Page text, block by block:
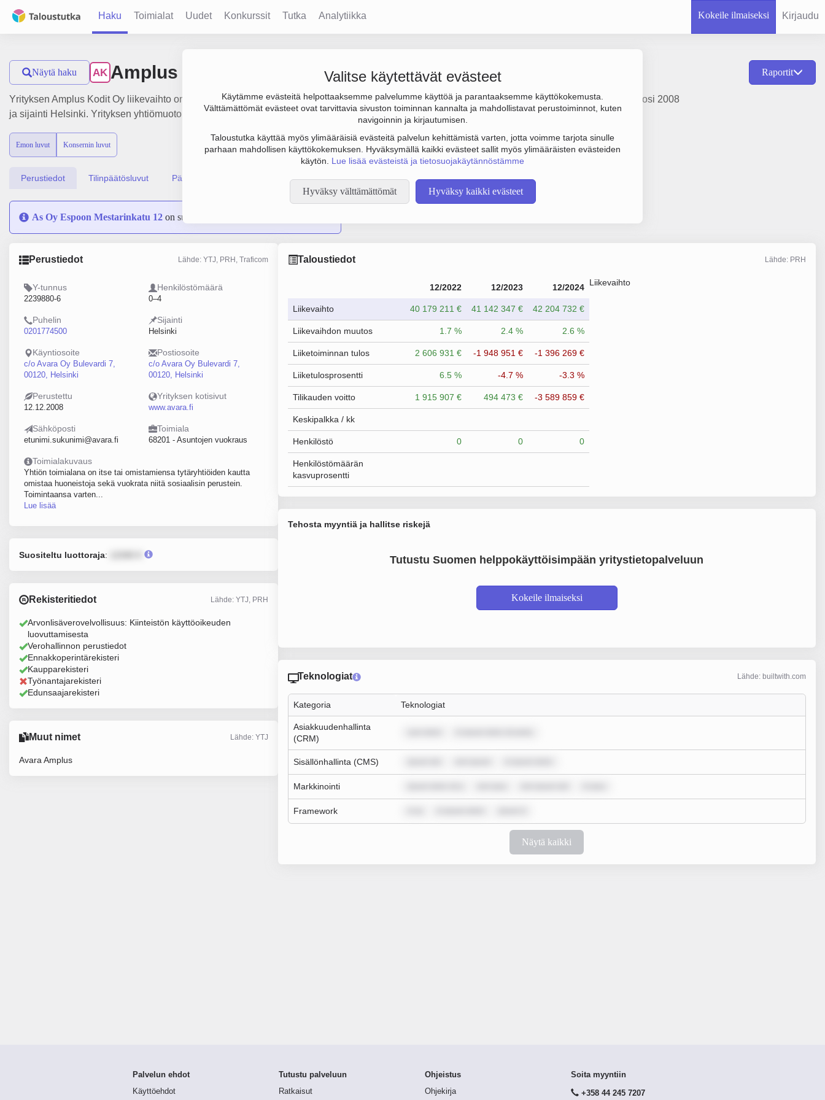
Haku Toimialat Uudet Konkurssit Tutka Analytiikka Kokeile ilmaiseksi Kirjaudu
Valitse käytettävät evästeet
Käytämme evästeitä helpottaaksemme palvelumme käyttöä ja parantaaksemme käyttökokemusta.
Välttämättömät evästeet ovat tarvittavia sivuston toiminnan kannalta ja mahdollistavat perustoiminnot, kuten
navigoinnin ja kirjautumisen.
Taloustutka käyttää myös ylimääräisiä evästeitä palvelun kehittämistä varten, jotta voimme tarjota sinulle
parhaan mahdollisen käyttökokemuksen. Hyväksymällä kaikki evästeet sallit myös ylimääräisten evästeiden
käytön. Lue lisää evästeistä ja tietosuojakäytännöstämme
Hyväksy välttämättömät Hyväksy kaikki evästeet
Näytä haku AK Amplus Kodit Oy Raportit
Yrityksen Amplus Kodit Oy liikevaihto on 42.2 milj. €, tulos -1.4 milj. € ja henkilöstömäärä 0. Sen päätoimiala on Asuntojen vuokraus, perustamisvuosi 2008
ja sijainti Helsinki. Yrityksen yhtiömuoto Osakeyhtiö (OY).
Emon luvut Konsernin luvut
Perustiedot Tilinpäätösluvut Päättäjätiedot
As Oy Espoon Mestarinkatu 12 on sulautunut yritykseen Amplus Kodit Oy
Perustiedot Lähde: YTJ, PRH, Traficom
Y-tunnus
2239880-6
Henkilöstömäärä
0–4
Puhelin
0201774500
Sijainti
Helsinki
Käyntiosoite
c/o Avara Oy Bulevardi 7,
00120, Helsinki
Postiosoite
c/o Avara Oy Bulevardi 7,
00120, Helsinki
Perustettu
12.12.2008
Yrityksen kotisivut
www.avara.fi
Sähköposti
etunimi.sukunimi@avara.fi
Toimiala
68201 - Asuntojen vuokraus
Toimialakuvaus
Yhtiön toimialana on itse tai omistamiensa tytäryhtiöiden kautta
omistaa huoneistoja sekä vuokrata niitä sosiaalisin perustein.
Toimintaansa varten...
Lue lisää
Suositeltu luottoraja:
Rekisteritiedot Lähde: YTJ, PRH
Arvonlisäverovelvollisuus: Kiinteistön käyttöoikeuden
luovuttamisesta
Verohallinnon perustiedot
Ennakkoperintärekisteri
Kaupparekisteri
Työnantajarekisteri
Edunsaajarekisteri
Muut nimet Lähde: YTJ
Avara Amplus
Taloustiedot Lähde: PRH
12/2022 12/2023 12/2024
Liikevaihto 40 179 211 € 41 142 347 € 42 204 732 €
Liikevaihdon muutos 1.7 % 2.4 % 2.6 %
Liiketoiminnan tulos 2 606 931 € -1 948 951 € -1 396 269 €
Liiketulosprosentti 6.5 % -4.7 % -3.3 %
Tilikauden voitto 1 915 907 € 494 473 € -3 589 859 €
Keskipalkka / kk
Henkilöstö 0 0 0
Henkilöstömäärän
kasvuprosentti
Liikevaihto
Tehosta myyntiä ja hallitse riskejä
Tutustu Suomen helppokäyttöisimpään yritystietopalveluun
Kokeile ilmaiseksi
Teknologiat Lähde: builtwith.com
Kategoria Teknologiat
Asiakkuudenhallinta
(CRM)
Sisällönhallinta (CMS)
Markkinointi
Framework
Näytä kaikki
Palvelun ehdot
Käyttöehdot
Tutustu palveluun
Ratkaisut
Ohjeistus
Ohjekirja
Soita myyntiin
+358 44 245 7207